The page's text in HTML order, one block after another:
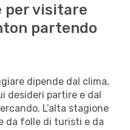
per visitare
partendo
dipende dal clima,
desideri partire e dal
L’alta stagione
da folle di turisti e da